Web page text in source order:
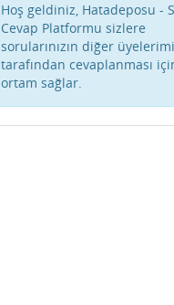
Hoş geldiniz, Hatadeposu -
Cevap Platformu sizlere
sorularınızın diğer
tarafından cevaplanması
ortam sağlar.